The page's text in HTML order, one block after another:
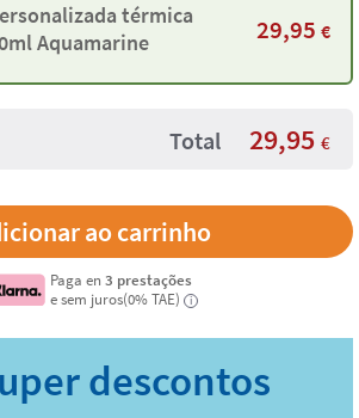
térmica
Aquamarine
29,95 €
Total 29,95 €
Paga en3 prestações
e sem juros(0% TAE)
i